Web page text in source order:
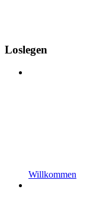
Loslegen
Willkommen